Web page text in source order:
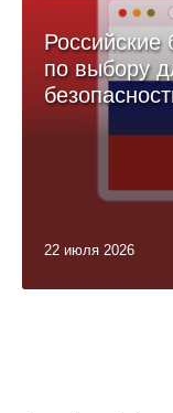
Российские
по выбору
22 июля 2026